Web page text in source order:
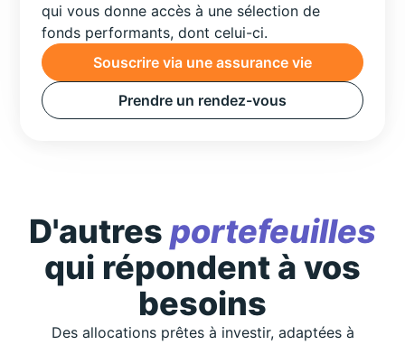
qui vous donne accès à une sélection de
fonds performants, dont celui-ci.
Souscrire via une assurance vie
Prendre un rendez-vous
D'autres portefeuilles
qui répondent à vos
besoins
Des allocations prêtes à investir, adaptées à